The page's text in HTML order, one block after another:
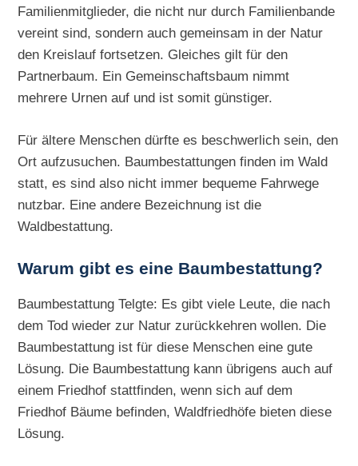
Familienmitglieder, die nicht nur durch Familienbande
vereint sind, sondern auch gemeinsam in der Natur
den Kreislauf fortsetzen. Gleiches gilt für den
Partnerbaum. Ein Gemeinschaftsbaum nimmt
mehrere Urnen auf und ist somit günstiger.
Für ältere Menschen dürfte es beschwerlich sein, den
Ort aufzusuchen. Baumbestattungen finden im Wald
statt, es sind also nicht immer bequeme Fahrwege
nutzbar. Eine andere Bezeichnung ist die
Waldbestattung.
Warum gibt es eine Baumbestattung?
Baumbestattung Telgte: Es gibt viele Leute, die nach
dem Tod wieder zur Natur zurückkehren wollen. Die
Baumbestattung ist für diese Menschen eine gute
Lösung. Die Baumbestattung kann übrigens auch auf
einem Friedhof stattfinden, wenn sich auf dem
Friedhof Bäume befinden, Waldfriedhöfe bieten diese
Lösung.